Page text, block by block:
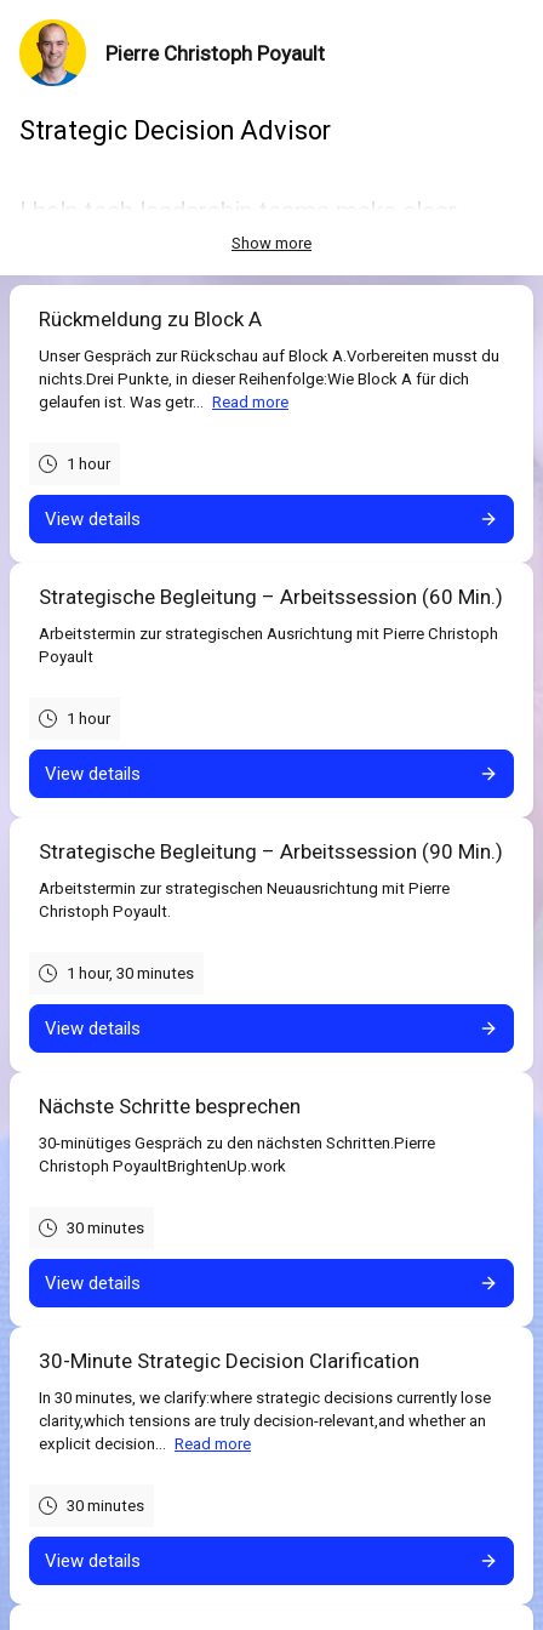
Pierre Christoph Poyault
Strategic Decision Advisor
I help tech leadership teams make clear
strategic decisions, align on priorities, and
translate strategy into focused execution.
Find out more at: https://brightenup.work
Show more
Rückmeldung zu Block A
Unser Gespräch zur Rückschau auf Block A.Vorbereiten musst du
nichts.Drei Punkte, in dieser Reihenfolge:Wie Block A für dich
gelaufen ist. Was getr...
Read more
1 hour
View details
Strategische Begleitung – Arbeitssession (60 Min.)
Arbeitstermin zur strategischen Ausrichtung mit Pierre Christoph
Poyault
1 hour
View details
Strategische Begleitung – Arbeitssession (90 Min.)
Arbeitstermin zur strategischen Neuausrichtung mit Pierre
Christoph Poyault.
1 hour, 30 minutes
View details
Nächste Schritte besprechen
30-minütiges Gespräch zu den nächsten Schritten.Pierre
Christoph PoyaultBrightenUp.work
30 minutes
View details
30-Minute Strategic Decision Clarification
In 30 minutes, we clarify:where strategic decisions currently lose
clarity,which tensions are truly decision-relevant,and whether an
explicit decision...
Read more
30 minutes
View details